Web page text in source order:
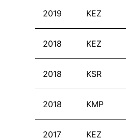
2019 KEZ
2018 KEZ
2018 KSR
2018 KMP
2017 KEZ